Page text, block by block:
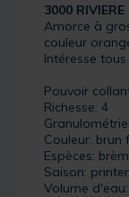
3000 RIVIERE
Amorce à
couleur
Intéresse
Pouvoir
Richesse: 4
Couleur: brun
Espèces:
Saison:
Volume